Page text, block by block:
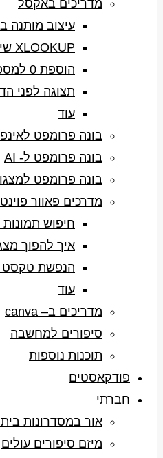
מדריכים באקסל
עיצוב מותנה
XLOOKUP שימוש בסיסי
הוספת 0 למספר טלפון עם Power Query
תצוגה לפני
עוד
בונה פרומפט
בונה פרומפט ל- AI
בונה פרומפט
מדרכים פאוור פוינט
חיפוש
איך להפוך
הנפשת טקסט
עוד
מדריכים ב– canva
סיפורים למחשבה
תוכנות נוספות
פודקאסטים
חברתי
אור במסדרונות
מיזם סיפורים עולים